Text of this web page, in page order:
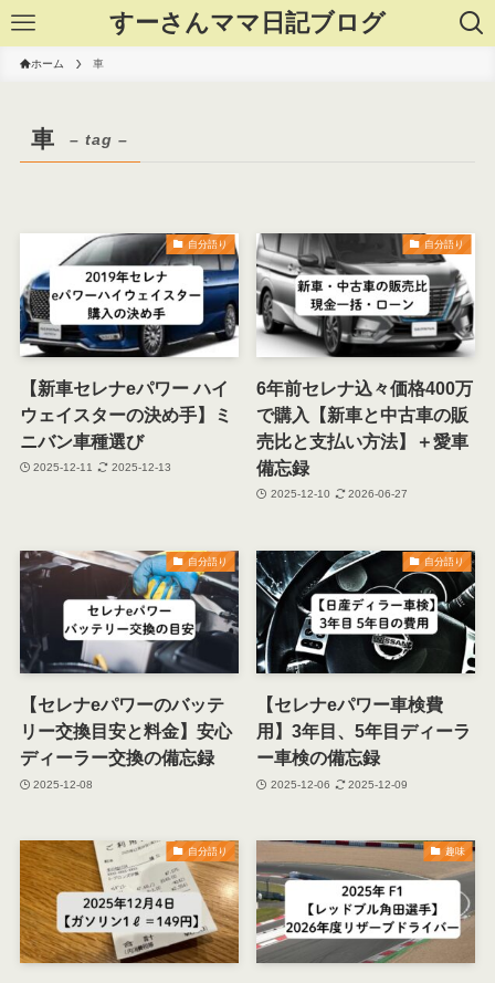
すーさんママ日記ブログ
ホーム 車
車 – tag –
自分語り
【新車セレナeパワー ハイ
ウェイスターの決め手】ミ
ニバン車種選び
2025-12-11 2025-12-13
自分語り
6年前セレナ込々価格400万
で購入【新車と中古車の販
売比と支払い方法】＋愛車
備忘録
2025-12-10 2026-06-27
自分語り
【セレナeパワーのバッテ
リー交換目安と料金】安心
ディーラー交換の備忘録
2025-12-08
自分語り
【セレナeパワー車検費
用】3年目、5年目ディーラ
ー車検の備忘録
2025-12-06 2025-12-09
自分語り 趣味